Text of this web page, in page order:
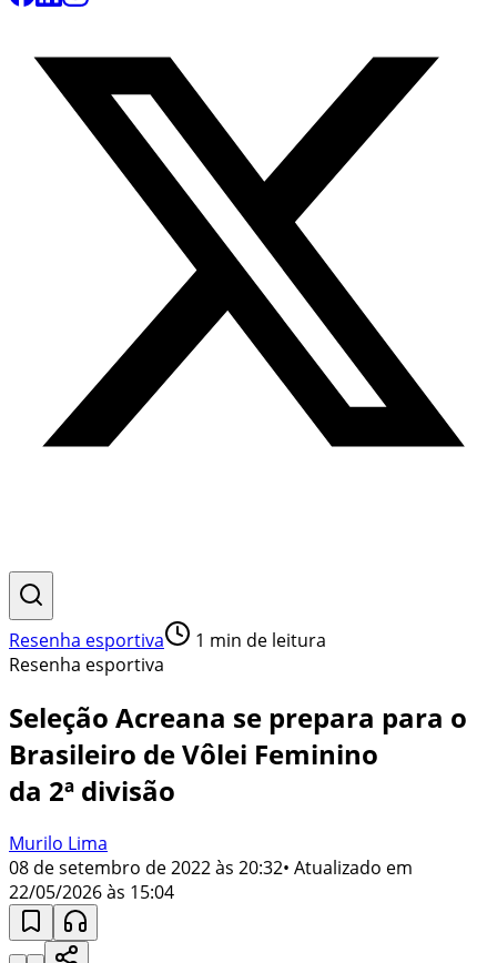
Resenha esportiva 1 min de leitura
Resenha esportiva
Seleção Acreana se prepara para o
Brasileiro de Vôlei Feminino
da 2ª divisão
Murilo Lima
08 de setembro de 2022 às 20:32• Atualizado em
22/05/2026 às 15:04